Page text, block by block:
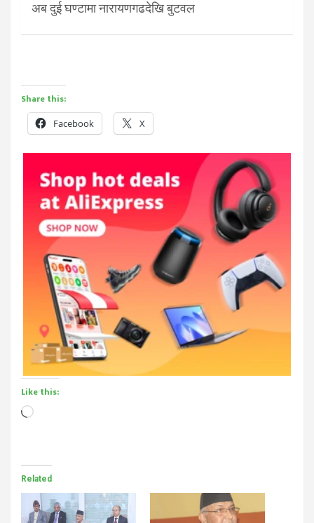
अब दुई घण्टामा नारायणगढदेखि बुटवल
Share this:
Facebook X
Like this:
Loading…
Related